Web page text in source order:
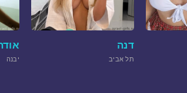
יבנה
דנה
תל אביב